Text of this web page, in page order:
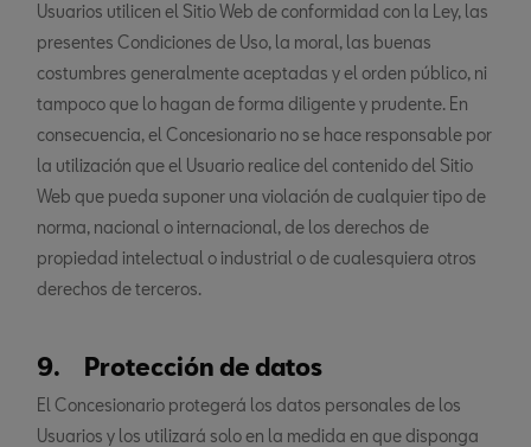
Usuarios utilicen el Sitio Web de conformidad con la Ley, las
presentes Condiciones de Uso, la moral, las buenas
costumbres generalmente aceptadas y el orden público, ni
tampoco que lo hagan de forma diligente y prudente. En
consecuencia, el Concesionario no se hace responsable por
la utilización que el Usuario realice del contenido del Sitio
Web que pueda suponer una violación de cualquier tipo de
norma, nacional o internacional, de los derechos de
propiedad intelectual o industrial o de cualesquiera otros
derechos de terceros.
9. Protección de datos
El Concesionario protegerá los datos personales de los
Usuarios y los utilizará solo en la medida en que disponga